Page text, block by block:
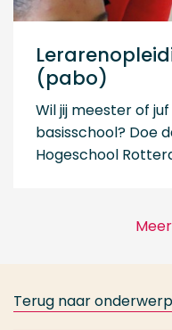
(pabo)
Wil jij meester of
basisschool? Doe
Hogeschool
Terug naar